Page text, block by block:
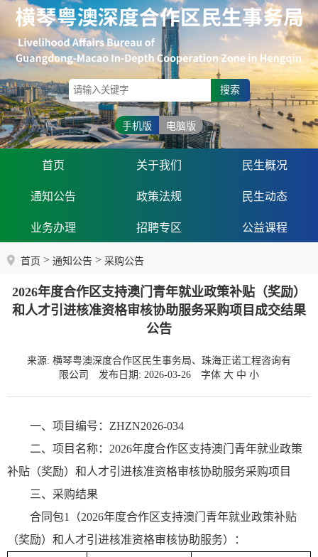
搜索
手机版 电脑版
首页 关于我们 民生概况
通知公告 政策法规 民生动态
业务办理 招聘专区 公益课程
首页 > 通知公告 > 采购公告
2026年度合作区支持澳门青年就业政策补贴（奖励）
和人才引进核准资格审核协助服务采购项目成交结果
公告
来源: 横琴粤澳深度合作区民生事务局、珠海正诺工程咨询有
限公司
发布日期: 2026-03-26 字体 大 中 小
一、项目编号：ZHZN2026-034
二、项目名称：2026年度合作区支持澳门青年就业政策
补贴（奖励）和人才引进核准资格审核协助服务采购项目
三、采购结果
合同包1（2026年度合作区支持澳门青年就业政策补贴
（奖励）和人才引进核准资格审核协助服务）：